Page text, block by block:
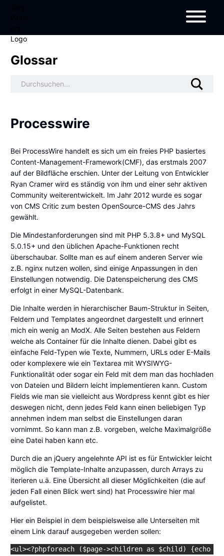
Glossar
Processwire
Bei ProcessWire handelt es sich um ein freies PHP basiertes
Content-Management-Framework(CMF), das erstmals 2007
auf der Bildfläche erschien. Unter der Leitung von Entwickler
Ryan Cramer wird es ständig von ihm und einer sehr aktiven
Community weiterentwickelt. Im Jahr 2012 wurde es sogar
von CMS Critic zum besten OpenSource-CMS des Jahrs
gewählt.
Die Mindestanforderungen sind mit PHP 5.3.8+ und MySQL
5.0.15+ und den üblichen Apache-Funktionen recht
überschaubar. Sollte man es auf einem anderen Server wie
z.B. nginx nutzen wollen, sind einige Anpassungen in den
Einstellungen notwendig. Die Datenspeicherung des CMS
erfolgt in einer MySQL-Datenbank.
Die Inhalte werden in hierarchischer Baum-Struktur in Seiten,
Feldern und Templates angeordnet dargestellt und erinnert
mich ein wenig an ModX. Alle Seiten bestehen aus Feldern
welche als Container für die Inhalte dienen. Dabei gibt es
einfache Feld-Typen wie Texte, Nummern, URLs oder E-Mails
oder komplexere wie ein Textarea mit WYSIWYG-
Funktionalität oder sogar ein Feld mit dem man das hochladen
von Dateien und Bildern leicht implementieren kann. Custom
Fields wie man sie vielleicht aus Wordpress kennt gibt es hier
deswegen nicht, denn jedes Feld kann einen beliebigen Typ
annehmen indem man selbst die Einstellungen daran
vornimmt. So kann man z.B. vorgeben, welche Maximalgröße
eine Datei haben kann etc.
Durch die an jQuery angelehnte API ist es für Entwickler leicht
möglich die Template-Inhalte anzupassen, durch Arrays zu
iterieren u.ä. Eine Übersicht all dieser Möglichkeiten (die auf
jeden Fall einen Blick wert sind) hat Processwire hier mal
aufgelistet.
Hier ein Beispiel in dem beispielsweise alle Unterseiten mit
einem Link darauf ausgegeben werden sollen: